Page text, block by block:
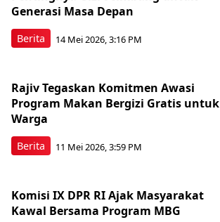
Berita
Generasi Masa Depan
14 Mei 2026, 3:16 PM
Berita
Rajiv Tegaskan Komitmen Awasi
Program Makan Bergizi Gratis untuk
Warga
11 Mei 2026, 3:59 PM
Komisi IX DPR RI Ajak Masyarakat
Kawal Bersama Program MBG